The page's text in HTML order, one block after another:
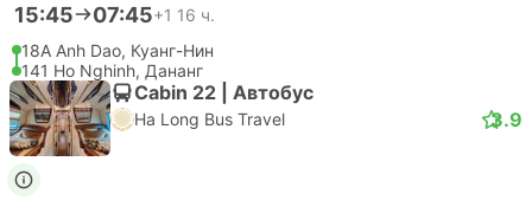
15:45 07:45+1 16 ч.
18A Anh Dao, Куанг-Нин
141 Ho Nghinh, Дананг
Cabin 22 | Автобус
Ha Long Bus Travel 3.9